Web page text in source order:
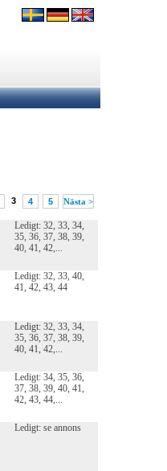
3 4 5 Nästa >
Ledigt: 32, 33, 34,
35, 36, 37, 38, 39,
40, 41, 42,...
Ledigt: 32, 33, 40,
41, 42, 43, 44
Ledigt: 32, 33, 34,
35, 36, 37, 38, 39,
40, 41, 42,...
Ledigt: 34, 35, 36,
37, 38, 39, 40, 41,
42, 43, 44,...
Ledigt: se annons